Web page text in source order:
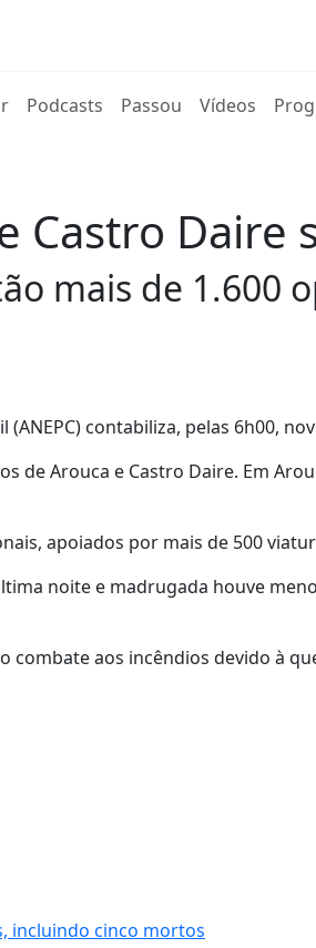
(current)
Podcasts Passou Vídeos
Castro Daire
mais de 1.600
contabiliza, pelas 6h00,
de Arouca e Castro Daire. Em
apoiados por mais de 500
noite e madrugada houve
combate aos incêndios devido à
incluindo cinco mortos